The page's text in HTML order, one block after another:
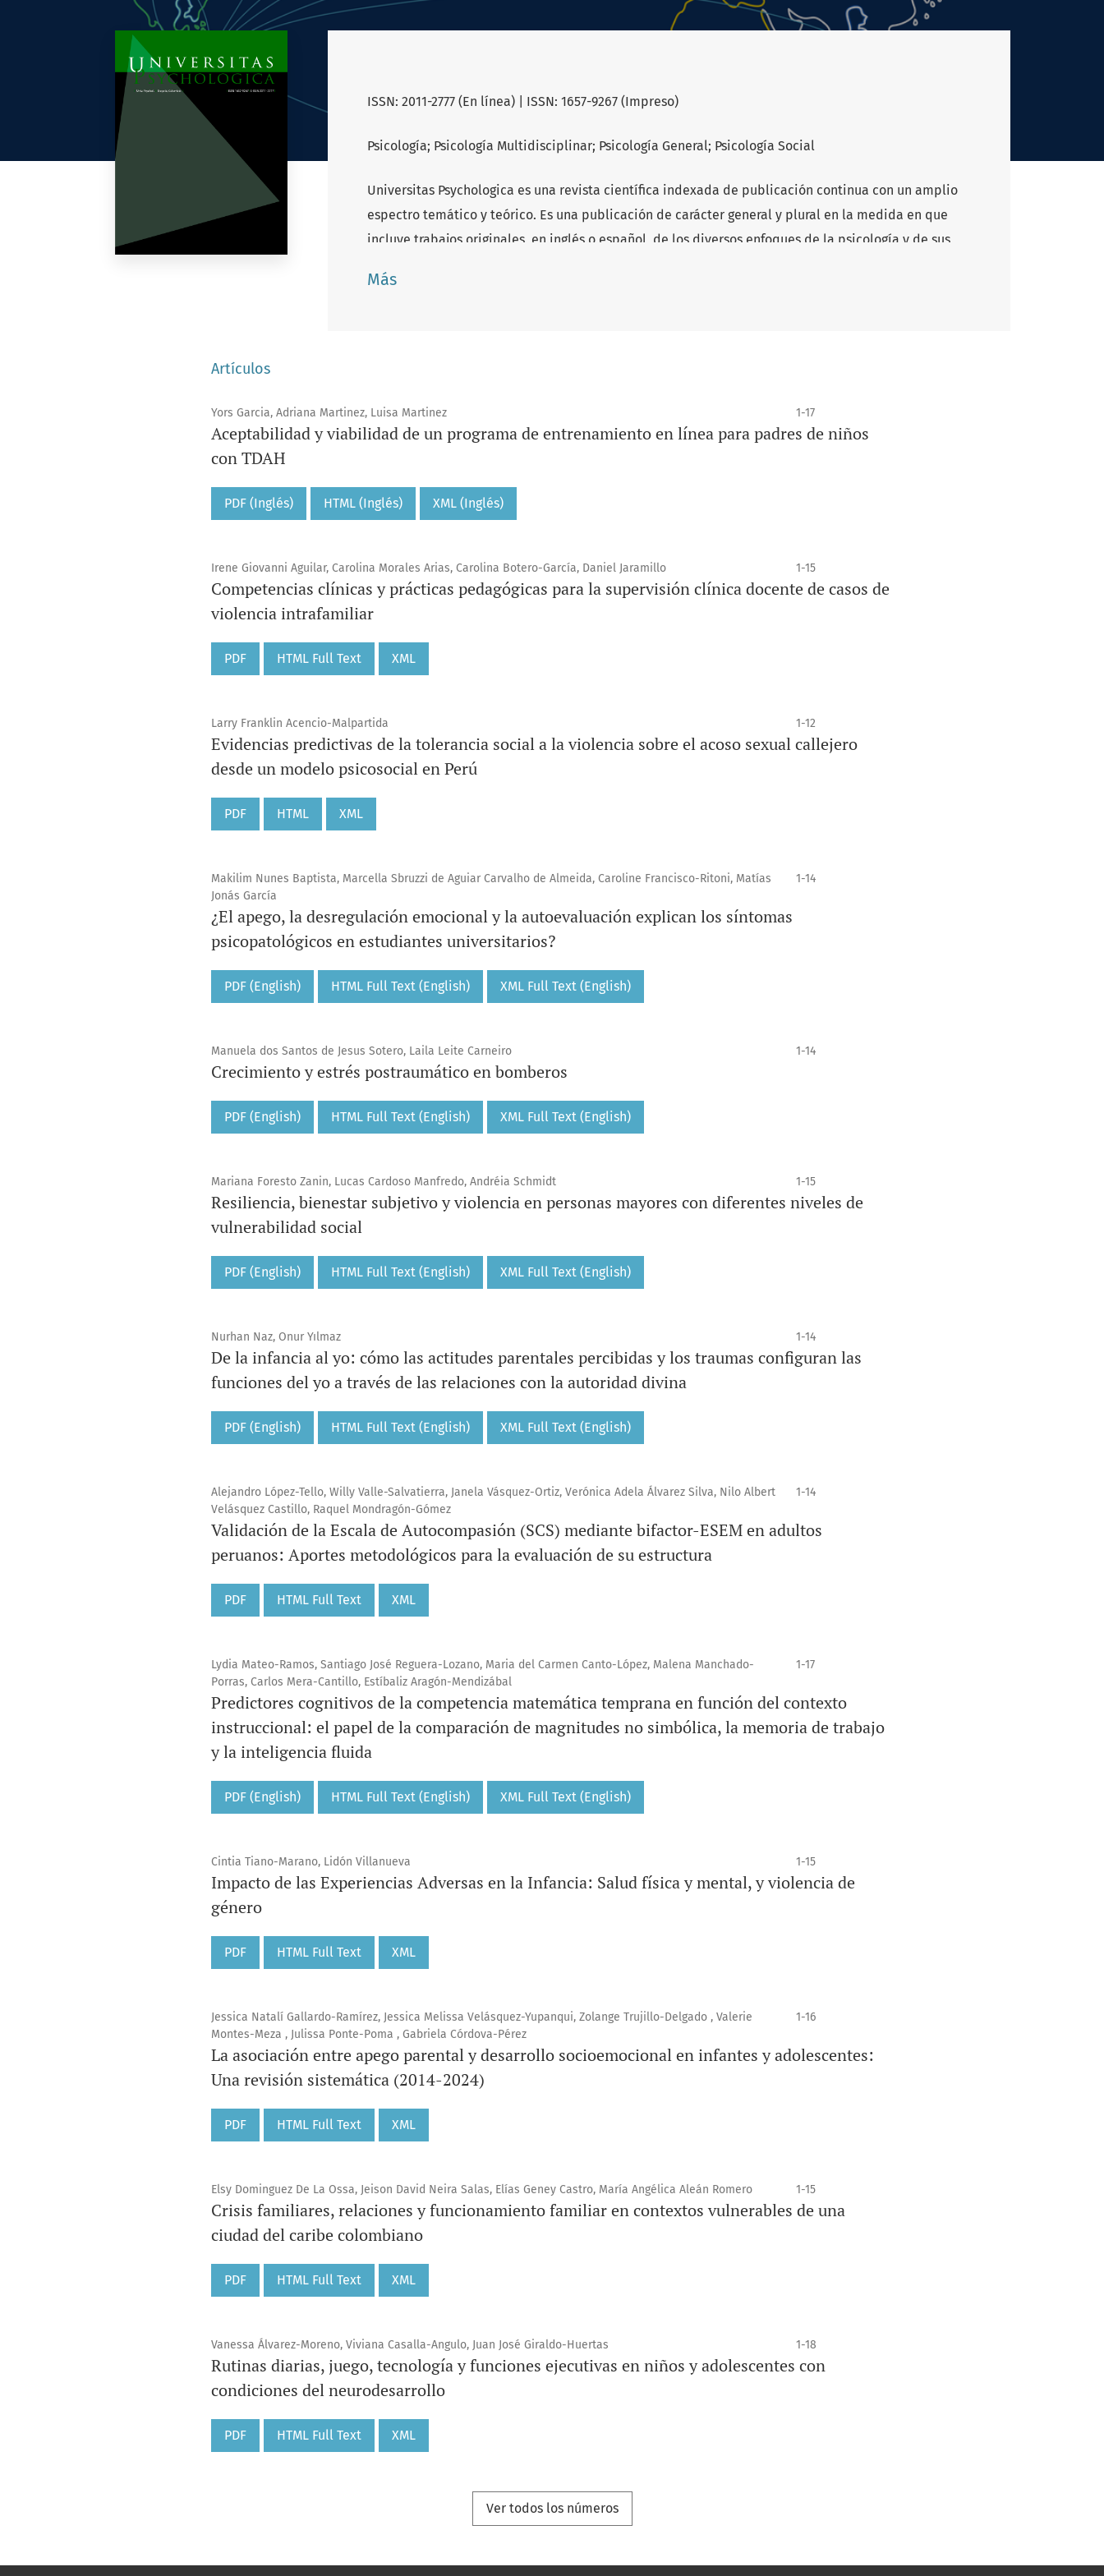
ISSN: 2011-2777 (En línea) | ISSN: 1657-9267 (Impreso)
Psicología; Psicología Multidisciplinar; Psicología General; Psicología Social
Universitas Psychologica es una revista científica indexada de publicación continua con un amplio
espectro temático y teórico. Es una publicación de carácter general y plural en la medida en que
incluye trabajos originales, en inglés o español, de los diversos enfoques de la psicología y de sus
distintas áreas de la psicología (número monográfico). El propósito de Universitas es convertirse en
Más
Artículos
Yors Garcia, Adriana Martinez, Luisa Martinez 1-17
Aceptabilidad y viabilidad de un programa de entrenamiento en línea para padres de niños
con TDAH
PDF (Inglés) HTML (Inglés) XML (Inglés)
Irene Giovanni Aguilar, Carolina Morales Arias, Carolina Botero-García, Daniel Jaramillo 1-15
Competencias clínicas y prácticas pedagógicas para la supervisión clínica docente de casos de
violencia intrafamiliar
PDF HTML Full Text XML
Larry Franklin Acencio-Malpartida 1-12
Evidencias predictivas de la tolerancia social a la violencia sobre el acoso sexual callejero
desde un modelo psicosocial en Perú
PDF HTML XML
Makilim Nunes Baptista, Marcella Sbruzzi de Aguiar Carvalho de Almeida, Caroline Francisco-Ritoni, Matías
Jonás García
1-14
¿El apego, la desregulación emocional y la autoevaluación explican los síntomas
psicopatológicos en estudiantes universitarios?
PDF (English) HTML Full Text (English) XML Full Text (English)
Manuela dos Santos de Jesus Sotero, Laila Leite Carneiro 1-14
Crecimiento y estrés postraumático en bomberos
PDF (English) HTML Full Text (English) XML Full Text (English)
Mariana Foresto Zanin, Lucas Cardoso Manfredo, Andréia Schmidt 1-15
Resiliencia, bienestar subjetivo y violencia en personas mayores con diferentes niveles de
vulnerabilidad social
PDF (English) HTML Full Text (English) XML Full Text (English)
Nurhan Naz, Onur Yılmaz 1-14
De la infancia al yo: cómo las actitudes parentales percibidas y los traumas configuran las
funciones del yo a través de las relaciones con la autoridad divina
PDF (English) HTML Full Text (English) XML Full Text (English)
Alejandro López-Tello, Willy Valle-Salvatierra, Janela Vásquez-Ortiz, Verónica Adela Álvarez Silva, Nilo Albert
Velásquez Castillo, Raquel Mondragón-Gómez
1-14
Validación de la Escala de Autocompasión (SCS) mediante bifactor-ESEM en adultos
peruanos: Aportes metodológicos para la evaluación de su estructura
PDF HTML Full Text XML
Lydia Mateo-Ramos, Santiago José Reguera-Lozano, Maria del Carmen Canto-López, Malena Manchado-
Porras, Carlos Mera-Cantillo, Estíbaliz Aragón-Mendizábal
1-17
Predictores cognitivos de la competencia matemática temprana en función del contexto
instruccional: el papel de la comparación de magnitudes no simbólica, la memoria de trabajo
y la inteligencia fluida
PDF (English) HTML Full Text (English) XML Full Text (English)
Cintia Tiano-Marano, Lidón Villanueva 1-15
Impacto de las Experiencias Adversas en la Infancia: Salud física y mental, y violencia de
género
PDF HTML Full Text XML
Jessica Natalí Gallardo-Ramírez, Jessica Melissa Velásquez-Yupanqui, Zolange Trujillo-Delgado , Valerie
Montes-Meza , Julissa Ponte-Poma , Gabriela Córdova-Pérez
1-16
La asociación entre apego parental y desarrollo socioemocional en infantes y adolescentes:
Una revisión sistemática (2014-2024)
PDF HTML Full Text XML
Elsy Dominguez De La Ossa, Jeison David Neira Salas, Elías Geney Castro, María Angélica Aleán Romero 1-15
Crisis familiares, relaciones y funcionamiento familiar en contextos vulnerables de una
ciudad del caribe colombiano
PDF HTML Full Text XML
Vanessa Álvarez-Moreno, Viviana Casalla-Angulo, Juan José Giraldo-Huertas 1-18
Rutinas diarias, juego, tecnología y funciones ejecutivas en niños y adolescentes con
condiciones del neurodesarrollo
PDF HTML Full Text XML
Ver todos los números